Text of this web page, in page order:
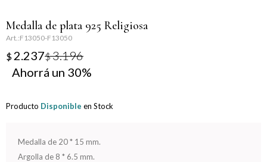
Medalla de plata 925 Religiosa
F13050-F13050
$ 2.237$3.196
30
Producto Disponible en Stock
Medalla de 20 * 15 mm.
Argolla de 8 * 6.5 mm.
Día del Amigo
Día del Maestro
Nacimiento